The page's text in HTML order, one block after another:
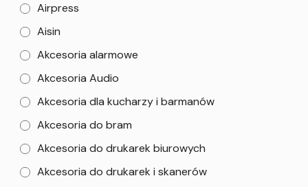
Airpress
Aisin
Akcesoria alarmowe
Akcesoria Audio
Akcesoria dla kucharzy i barmanów
Akcesoria do bram
Akcesoria do drukarek biurowych
Akcesoria do drukarek i skanerów